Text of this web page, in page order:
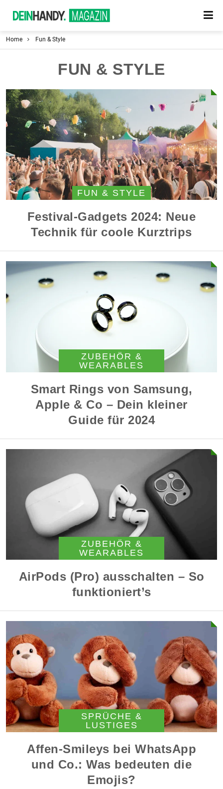
Home Fun & Style
FUN & STYLE
FUN & STYLE
Festival-Gadgets 2024: Neue
Technik für coole Kurztrips
ZUBEHÖR &
WEARABLES
Smart Rings von Samsung,
Apple & Co – Dein kleiner
Guide für 2024
ZUBEHÖR &
WEARABLES
AirPods (Pro) ausschalten – So
funktioniert’s
SPRÜCHE &
LUSTIGES
Affen-Smileys bei WhatsApp
und Co.: Was bedeuten die
Emojis?